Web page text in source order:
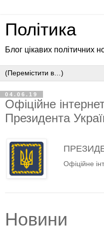
Політика
Блог цікавих політичних
04.06.19
Офіційне
Президента
Офіційне
Новини